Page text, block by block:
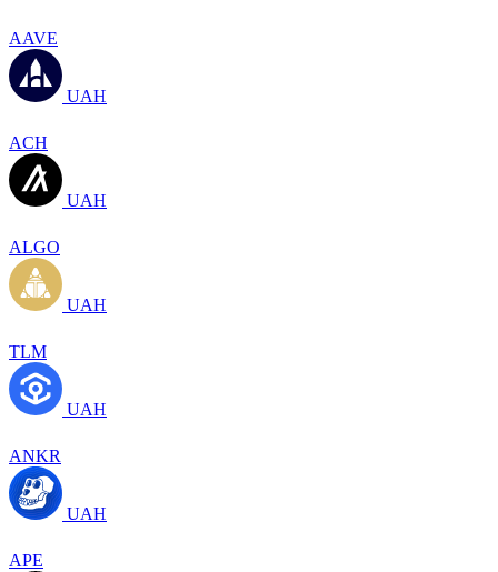
AAVE
UAH
ACH
UAH
ALGO
UAH
TLM
UAH
ANKR
UAH
APE